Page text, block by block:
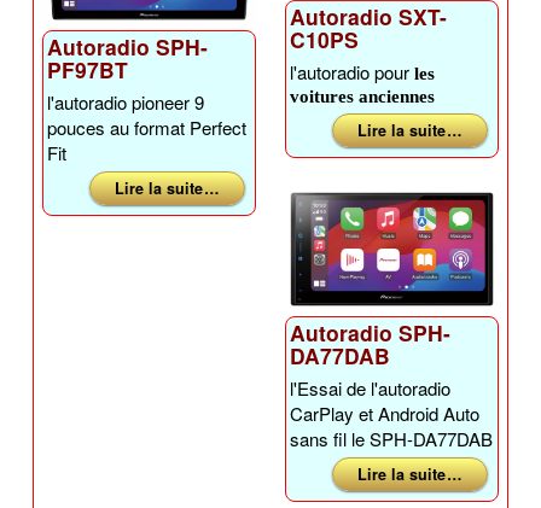
Autoradio SPH-
PF97BT
l'autoradio pioneer 9
pouces au format Perfect
Fit
Lire la suite …
Autoradio SXT-
C10PS
l'autoradio pour les
voitures anciennes
Lire la suite …
Autoradio SPH-
DA77DAB
l'Essai de l'autoradio
CarPlay et Android Auto
sans fil le SPH-DA77DAB
Lire la suite …